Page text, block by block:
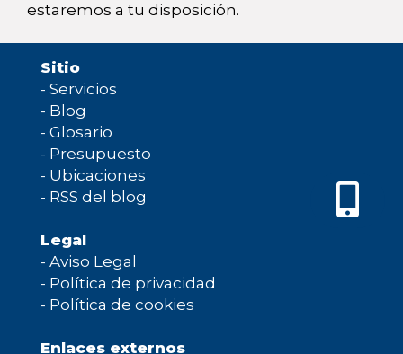
estaremos a tu disposición.
Sitio
- Servicios
- Blog
- Glosario
- Presupuesto
- Ubicaciones
- RSS del blog
Legal
- Aviso Legal
- Política de privacidad
- Política de cookies
Enlaces externos